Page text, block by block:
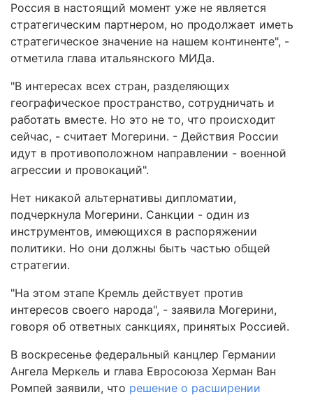
Россия в настоящий момент уже не является
стратегическим партнером, но продолжает иметь
стратегическое значение на нашем континенте", -
отметила глава итальянского МИДа.
"В интересах всех стран, разделяющих
географическое пространство, сотрудничать и
работать вместе. Но это не то, что происходит
сейчас, - считает Могерини. - Действия России
идут в противоположном направлении - военной
агрессии и провокаций".
Нет никакой альтернативы дипломатии,
подчеркнула Могерини. Санкции - один из
инструментов, имеющихся в распоряжении
политики. Но они должны быть частью общей
стратегии.
"На этом этапе Кремль действует против
интересов своего народа", - заявила Могерини,
говоря об ответных санкциях, принятых Россией.
В воскресенье федеральный канцлер Германии
Ангела Меркель и глава Евросоюза Херман Ван
Ромпей заявили, что решение о расширении